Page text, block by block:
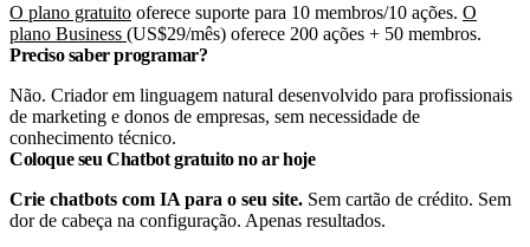
O plano gratuito oferece suporte para 10 membros/10 ações. O
plano Business (US$29/mês) oferece 200 ações + 50 membros.
Preciso saber programar?
Não. Criador em linguagem natural desenvolvido para profissionais
de marketing e donos de empresas, sem necessidade de
conhecimento técnico.
Coloque seu Chatbot gratuito no ar hoje
Crie chatbots com IA para o seu site. Sem cartão de crédito. Sem
dor de cabeça na configuração. Apenas resultados.